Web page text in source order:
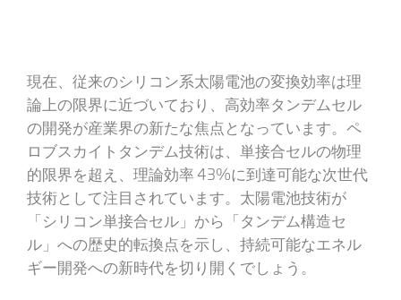
現在、従来のシリコン系太陽電池の変換効率は理
論上の限界に近づいており、高効率タンデムセル
の開発が産業界の新たな焦点となっています。ペ
ロブスカイトタンデム技術は、単接合セルの物理
的限界を超え、理論効率 43%に到達可能な次世代
技術として注目されています。太陽電池技術が
「シリコン単接合セル」から「タンデム構造セ
ル」への歴史的転換点を示し、持続可能なエネル
ギー開発への新時代を切り開くでしょう。